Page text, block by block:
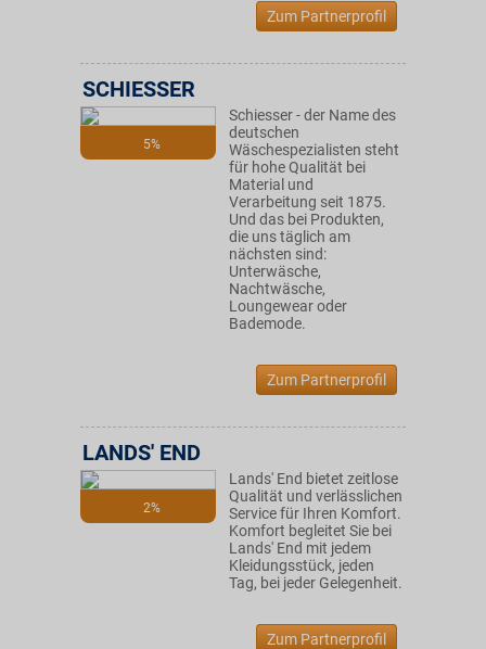
Zum Partnerprofil
5%
SCHIESSER
Schiesser - der Name des
deutschen
Wäschespezialisten steht
für hohe Qualität bei
Material und
Verarbeitung seit 1875.
Und das bei Produkten,
die uns täglich am
nächsten sind:
Unterwäsche,
Nachtwäsche,
Loungewear oder
Bademode.
Zum Partnerprofil
2%
LANDS' END
Lands' End bietet zeitlose
Qualität und verlässlichen
Service für Ihren Komfort.
Komfort begleitet Sie bei
Lands' End mit jedem
Kleidungsstück, jeden
Tag, bei jeder Gelegenheit.
Zum Partnerprofil